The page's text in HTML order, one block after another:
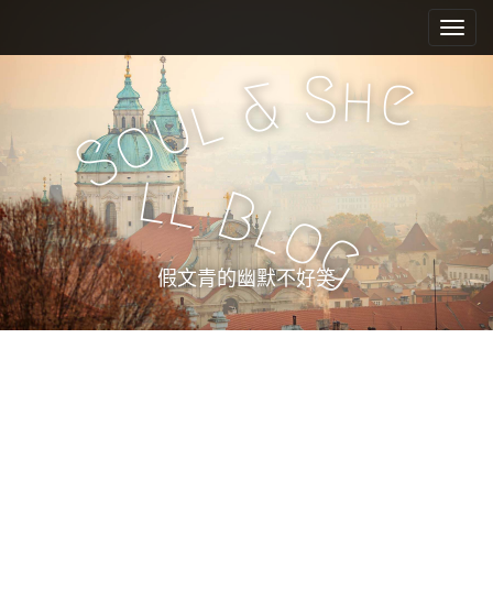
e
n
u
i
c
n
t
e
n
t
S
oul & She
llBlog
假文青的幽默不好笑